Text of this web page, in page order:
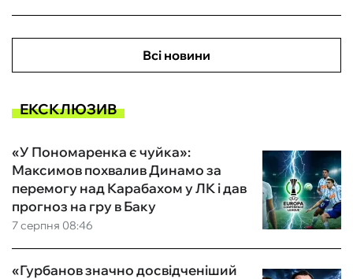
Всі новини
ЕКСКЛЮЗИВ
7 серпня 08:46
«У Пономаренка є чуйка»:
Максимов похвалив Динамо за
перемогу над Карабахом у ЛК і дав
прогноз на гру в Баку
«Гурбанов значно досвідченіший